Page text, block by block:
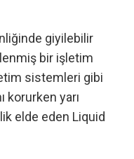
giyilebilir
bir işletim
sistemleri gibi
korurken yarı
elde eden Liquid